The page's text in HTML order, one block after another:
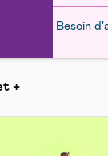
Besoin
+